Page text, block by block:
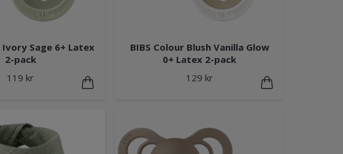
Ivory Sage 6+ Latex
2-pack
119 kr
BIBS Colour Blush Vanilla Glow
0+ Latex 2-pack
129 kr